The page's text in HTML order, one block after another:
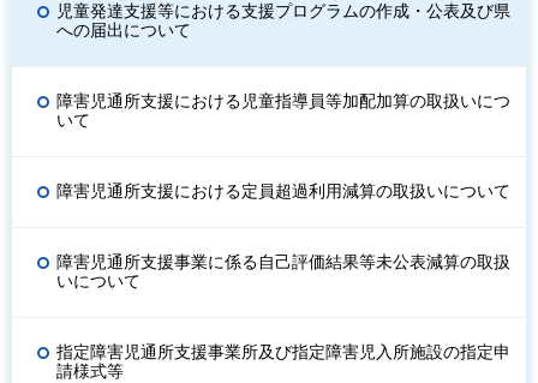
児童発達支援等における支援プログラムの作成・公表及び県
への届出について
障害児通所支援における児童指導員等加配加算の取扱いにつ
いて
障害児通所支援における定員超過利用減算の取扱いについて
障害児通所支援事業に係る自己評価結果等未公表減算の取扱
いについて
指定障害児通所支援事業所及び指定障害児入所施設の指定申
請様式等